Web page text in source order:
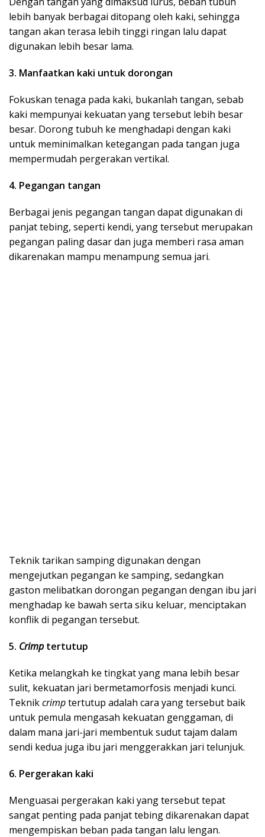
lebih banyak berbagai ditopang oleh kaki, sehingga
tangan akan terasa lebih tinggi ringan lalu dapat
digunakan lebih besar lama.
3. Manfaatkan kaki untuk dorongan
Fokuskan tenaga pada kaki, bukanlah tangan, sebab
kaki mempunyai kekuatan yang tersebut lebih besar
besar. Dorong tubuh ke menghadapi dengan kaki
untuk meminimalkan ketegangan pada tangan juga
mempermudah pergerakan vertikal.
4. Pegangan tangan
Berbagai jenis pegangan tangan dapat digunakan di
panjat tebing, seperti kendi, yang tersebut merupakan
pegangan paling dasar dan juga memberi rasa aman
dikarenakan mampu menampung semua jari.
Teknik tarikan samping digunakan dengan
mengejutkan pegangan ke samping, sedangkan
gaston melibatkan dorongan pegangan dengan ibu jari
menghadap ke bawah serta siku keluar, menciptakan
konflik di pegangan tersebut.
5. Crimp tertutup
Ketika melangkah ke tingkat yang mana lebih besar
sulit, kekuatan jari bermetamorfosis menjadi kunci.
Teknikcrimptertutup adalah cara yang tersebut baik
untuk pemula mengasah kekuatan genggaman, di
dalam mana jari-jari membentuk sudut tajam dalam
sendi kedua juga ibu jari menggerakkan jari telunjuk.
6. Pergerakan kaki
Menguasai pergerakan kaki yang tersebut tepat
sangat penting pada panjat tebing dikarenakan dapat
mengempiskan beban pada tangan lalu lengan.